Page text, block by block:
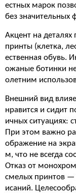
естных марок
без значительных
Акцент на деталях
принты (клетка,
ественная обувь.
ожаные ботинки
олетним
Внешний вид
нравится и сидит
ичных ситуациях:
При этом важно
ображение на
м, что не всегда
Отказ от
смелых принтов —
исаний.